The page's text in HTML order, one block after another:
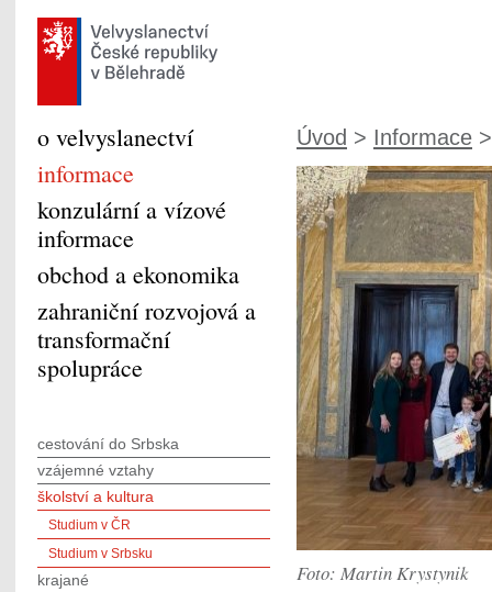
Úvod > Informace
Foto: Martin Krystynik
o velvyslanectví
informace
konzulární a vízové
informace
obchod a ekonomika
zahraniční rozvojová a
transformační
spolupráce
cestování do Srbska
vzájemné vztahy
školství a kultura
Studium v ČR
Studium v Srbsku
krajané